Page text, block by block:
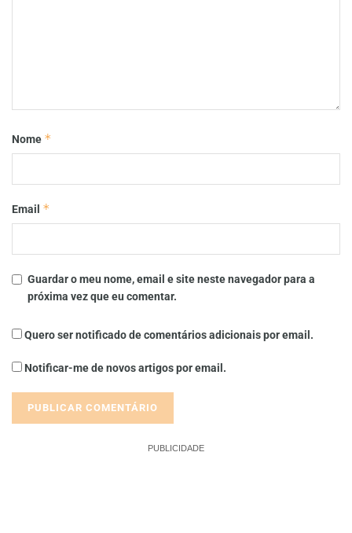
Nome *
Email *
Guardar o meu nome, email e site neste navegador para a
próxima vez que eu comentar.
Quero ser notificado de comentários adicionais por email.
Notificar-me de novos artigos por email.
PUBLICIDADE